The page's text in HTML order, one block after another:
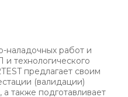
наладочных работ и
технологического
предлагает своим
(валидации)
также подготавливает